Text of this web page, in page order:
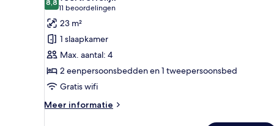
voor
Standaard
vierpersoonskamer
laden
8,88,8 van 10
11 beoordelingen
(11
beoordelingen)
23 m²
1 slaapkamer
Max. aantal: 4
2 eenpersoonsbedden en 1 tweepersoonsbed
Gratis wifi
Meer informatie
Meer